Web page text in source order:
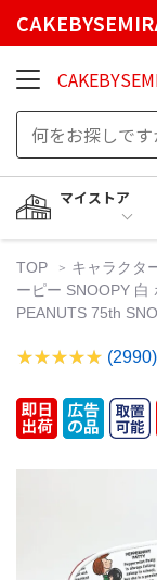
マイストア
TOP キャラクタ
ーピー SNOOPY 白
PEANUTS 75th
(2990)